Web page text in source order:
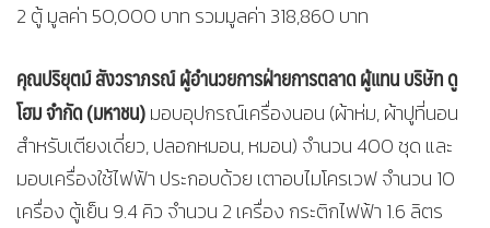
2 ตู้ มูลค่า 50,000 บาท รวมมูลค่า 318,860 บาท
คุณปริยุตม์ สังวราภรณ์ ผู้อำนวยการฝ่ายการตลาด ผู้แทน บริษัท ดู
โฮม จำกัด (มหาชน)มอบอุปกรณ์เครื่องนอน (ผ้าห่ม, ผ้าปูที่นอน
สำหรับเตียงเดี่ยว, ปลอกหมอน, หมอน) จำนวน 400 ชุด และ
มอบเครื่องใช้ไฟฟ้า ประกอบด้วย เตาอบไมโครเวฟ จำนวน 10
เครื่อง ตู้เย็น 9.4 คิว จำนวน 2 เครื่อง กระติกไฟฟ้า 1.6 ลิตร